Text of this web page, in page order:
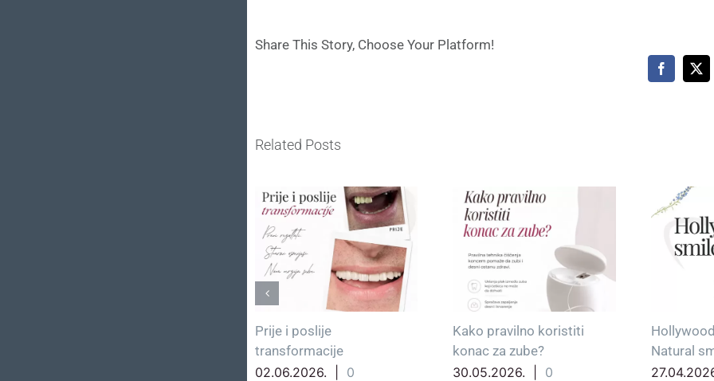
Share This Story, Choose Your Platform!
Facebook
X
Related Posts
Prije i poslije
transformacije
02.06.2026.
0
Kako pravilno koristiti
konac za zube?
30.05.2026.
0
Natural